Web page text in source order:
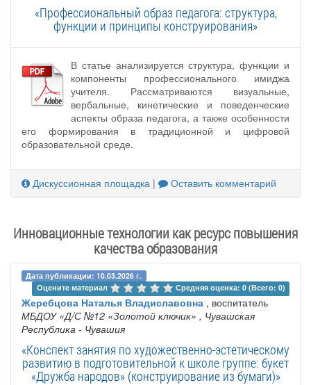
«Профессиональный образ педагога: структура,
функции и принципы конструирования»
В статье анализируется структура, функции и
компоненты профессионального имиджа
учителя. Рассматриваются визуальные,
вербальные, кинетические и поведенческие
аспекты образа педагога, а также особенности
его формирования в традиционной и цифровой
образовательной среде.
Дискуссионная площадка | Оставить комментарий
Инновационные технологии как ресурс повышения
качества образования
Дата публикации: 10.03.2026 г.
Оцените материал
Средняя оценка: 0 (Всего: 0)
Жеребцова Наталья Владиславовна , воспитатель
МБДОУ «Д/С №12 «Золотой ключик» , Чувашская
Республика - Чувашия
«Конспект занятия по художественно-эстетическому
развитию в подготовительной к школе группе: букет
«Дружба народов» (конструирование из бумаги)»